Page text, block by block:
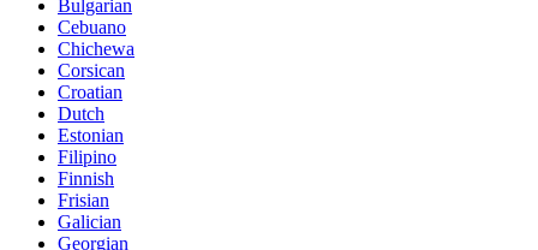
Bulgarian
Cebuano
Chichewa
Corsican
Croatian
Dutch
Estonian
Filipino
Finnish
Frisian
Galician
Georgian